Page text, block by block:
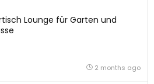
Lounge für Garten und
2 months ago